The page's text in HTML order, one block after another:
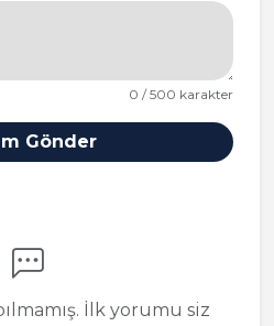
0 / 500 karakter
Gönder
İlk yorumu siz